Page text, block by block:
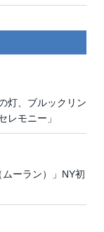
灯、ブルックリン
レモニー」
ーラン）」NY初